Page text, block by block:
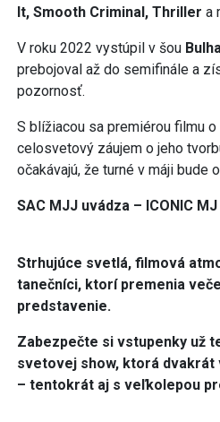
It, Smooth Criminal, Thriller a
V roku 2022 vystúpil v šou
prebojoval až do semifinále a
pozornosť.
S blížiacou sa premiérou filmu
celosvetový záujem o jeho
očakávajú, že turné v máji bude
SAC MJJ uvádza – ICONIC
Strhujúce svetlá, filmová
tanečníci, ktorí premenia
predstavenie.
Zabezpečte si vstupenky už
svetovej show, ktorá dvakrát
– tentokrát aj s veľkolepou